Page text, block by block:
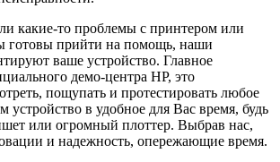
какие-то проблемы с принтером или
готовы прийти на помощь, наши
ваше устройство. Главное
демо-центра HP, это
пощупать и протестировать любое
устройство в удобное для Вас время, будь
или огромный плоттер. Выбрав нас,
и надежность, опережающие время.